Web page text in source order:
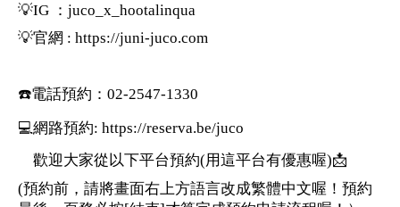
💡IG ：juco_x_hootalinqua
💡官網 : https://juni-juco.com
☎️電話預約：02-2547-1330
💻網路預約: https://reserva.be/juco
歡迎大家從以下平台預約(用這平台有優惠喔)📩
(預約前，請將畫面右上方語言改成繁體中文喔！預約